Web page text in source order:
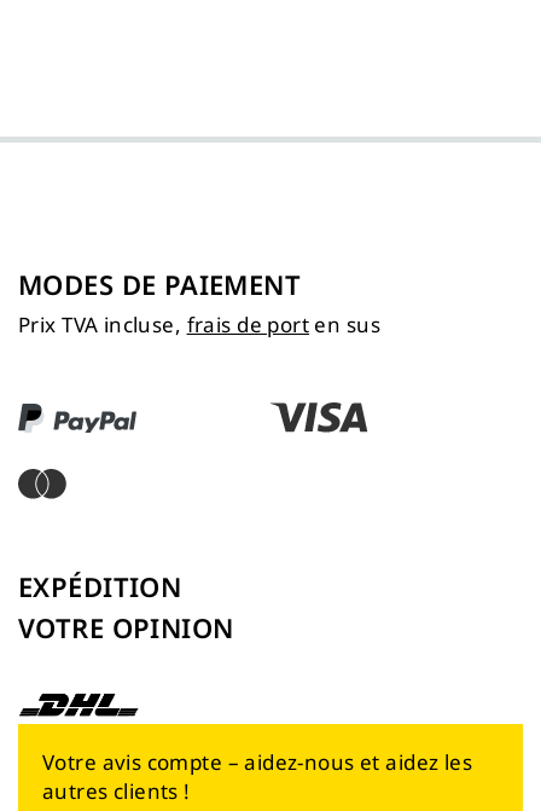
MODES DE PAIEMENT
Prix TVA incluse, frais de port en sus
EXPÉDITION
VOTRE OPINION
Votre avis compte – aidez-nous et aidez les
autres clients !